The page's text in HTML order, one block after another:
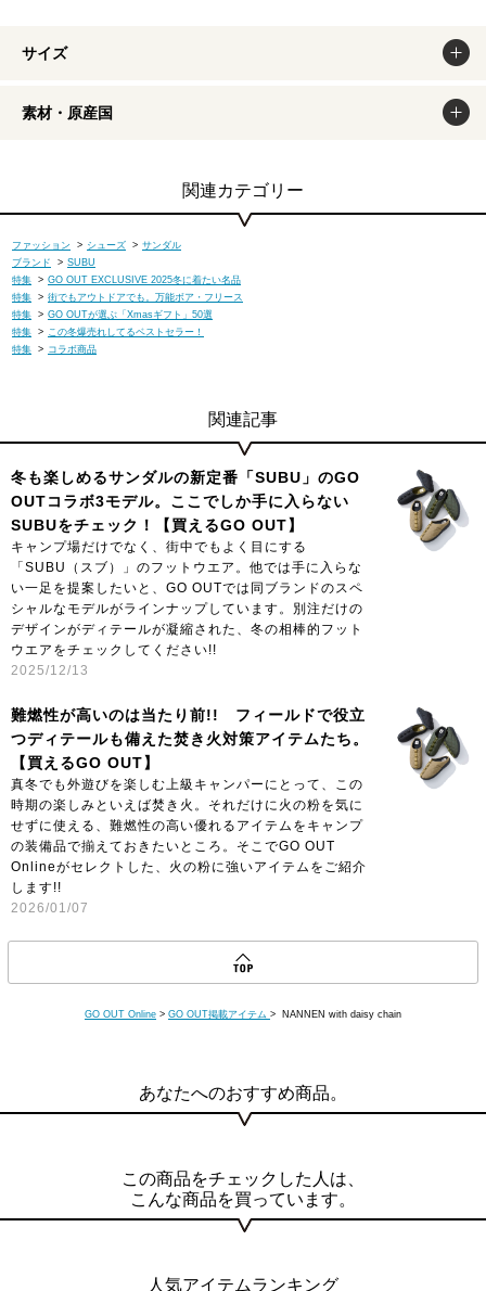
ースが付属。フットベッドの左右にGO OUTフォントで「G」と
「O」のレタードが施され、脱いだときにも存在感を放つ別注だ
ソールをドッキング。クッション性に富んだ4層のソール構造に
＜コラボのポイント＞
ひょうたんキルトでミリタリー、デイジーチェーンでアウトドア
の要素をミックス。既存のSUBUにはない独創的な一足は、難燃
生地で焚き火シーンに馴染む機能性も追求。
写真はサンプル品のため、実際の商品とは一部仕様が異なる場合
来るだけ現物と同じになるよう撮影しておりますが、若干色味が
違う場合もございます。商品のカラーは、PCディスプレイの性
承ください。
サイズ
素材・原産国
関連カテゴリー
ファッション > シューズ > サンダル
ブランド
> SUBU
特集 > GO OUT EXCLUSIVE 2025冬に着たい名品
特集 > 街でもアウトドアでも。万能ボア・フリース
特集 > GO OUTが選ぶ「Xmasギフト」50選
特集 > この冬爆売れしてるベストセラー！
特集 > コラボ商品
関連記事
冬も楽しめるサンダルの新定番「SUBU」のGO
OUTコラボ3モデル。ここでしか手に入らない
SUBUをチェック！【買えるGO OUT】
キャンプ場だけでなく、街中でもよく目にする
「SUBU（スブ）」のフットウエア。他では手に入らな
い一足を提案したいと、GO OUTでは同ブランドのスペ
シャルなモデルがラインナップしています。別注だけの
デザインがディテールが凝縮された、冬の相棒的フット
ウエアをチェックしてください!!
2025/12/13
難燃性が高いのは当たり前!! フィールドで役立
つディテールも備えた焚き火対策アイテムたち。
【買えるGO OUT】
真冬でも外遊びを楽しむ上級キャンパーにとって、この
時期の楽しみといえば焚き火。それだけに火の粉を気に
せずに使える、難燃性の高い優れるアイテムをキャンプ
の装備品で揃えておきたいところ。そこでGO OUT
Onlineがセレクトした、火の粉に強いアイテムをご紹介
します!!
2026/01/07
GO OUT Online > GO OUT掲載アイテム > NANNEN with daisy chain
あなたへのおすすめ商品。
この商品をチェックした人は、
こんな商品を買っています。
人気アイテムランキング